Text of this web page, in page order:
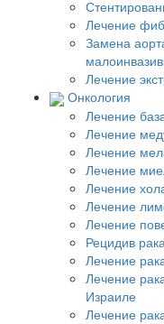
Лечение
Замена
Лечение
Онкология
Лечение
Лечение
Лечение
Лечение
Лечение
Лечение
Лечение
Рецидив
Лечение
Лечение
Израиле
Лечение